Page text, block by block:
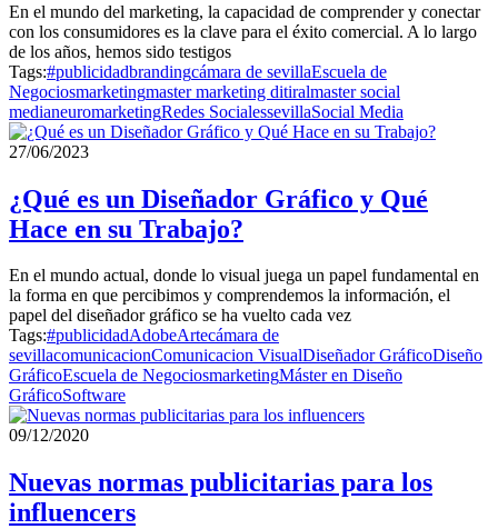
En el mundo del marketing, la capacidad de comprender y conectar
con los consumidores es la clave para el éxito comercial. A lo largo
de los años, hemos sido testigos
Tags:#publicidadbrandingcámara de sevillaEscuela de
Negociosmarketingmaster marketing ditiralmaster social
medianeuromarketingRedes SocialessevillaSocial Media
27/06/2023
¿Qué es un Diseñador Gráfico y Qué
Hace en su Trabajo?
En el mundo actual, donde lo visual juega un papel fundamental en
la forma en que percibimos y comprendemos la información, el
papel del diseñador gráfico se ha vuelto cada vez
Tags:#publicidadAdobeArtecámara de
sevillacomunicacionComunicacion VisualDiseñador GráficoDiseño
GráficoEscuela de NegociosmarketingMáster en Diseño
GráficoSoftware
09/12/2020
Nuevas normas publicitarias para los
influencers